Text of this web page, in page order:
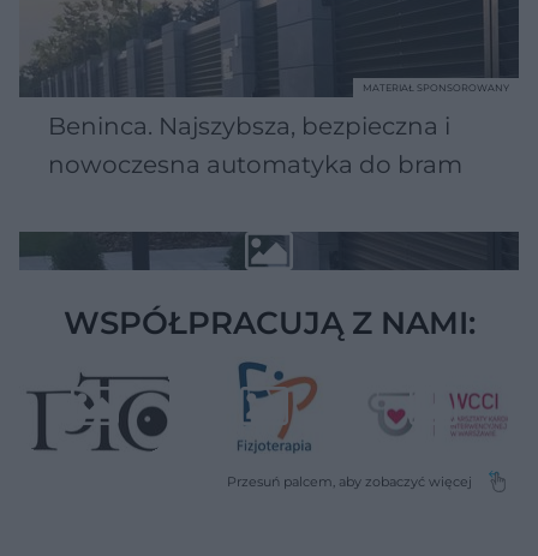
Beninca. Najszybsza, bezpieczna i
nowoczesna automatyka do bram
MATERIAŁ SPONSOROWANY
WSPÓŁPRACUJĄ Z NAMI: